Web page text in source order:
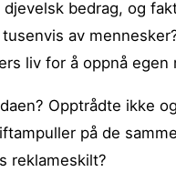
bedrag, og
av
liv for å oppnå egen
Opptrådte ikke
på de
reklameskilt?